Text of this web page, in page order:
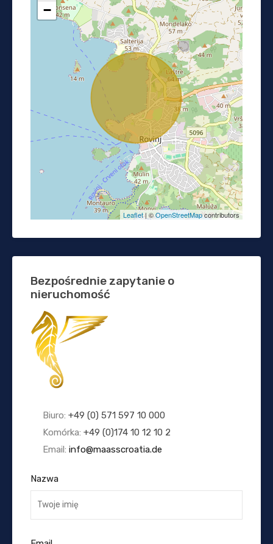
−
Leaflet| ©OpenStreetMapcontributors
Bezpośrednie zapytanie o
nieruchomość
Biuro: +49 (0) 571 597 10 000
Komórka: +49 (0)174 10 12 10 2
Email: info@maasscroatia.de
Nazwa